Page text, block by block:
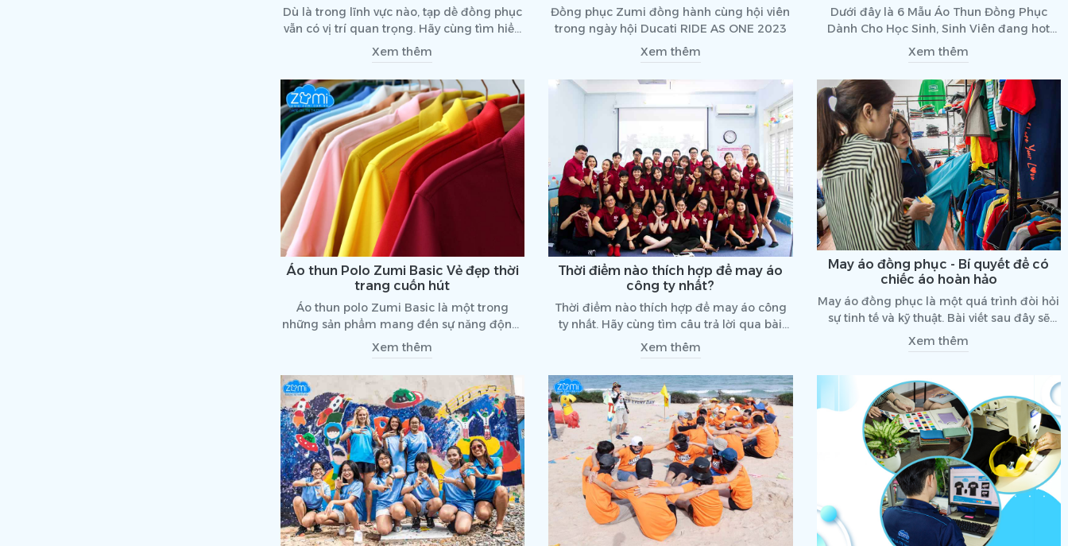
Dù là trong lĩnh vực nào, tạp dề đồng phục
vẫn có vị trí quan trọng. Hãy cùng tìm hiểu
rõ hơn qua bài viết dưới đây
Xem thêm
Đồng phục Zumi đồng hành cùng hội viên
trong ngày hội Ducati RIDE AS ONE 2023
Xem thêm
Dưới đây là 6 Mẫu Áo Thun Đồng Phục
Dành Cho Học Sinh, Sinh Viên đang hot
nhất hiên nay, cùng tìm hiểu qua bài viết
dưới đây!
Xem thêm
Áo thun Polo Zumi Basic Vẻ đẹp thời
trang cuốn hút
Áo thun polo Zumi Basic là một trong
những sản phẩm mang đến sự năng động,
trẻ trung và thời thượng. Cùng tìm hiểu vẻ
đẹp đó qua bài viết dưới đây nhé!
Xem thêm
Thời điểm nào thích hợp để may áo
công ty nhất?
Thời điểm nào thích hợp để may áo công
ty nhất. Hãy cùng tìm câu trả lời qua bài
viết dưới đây nhé!
Xem thêm
May áo đồng phục - Bí quyết để có
chiếc áo hoàn hảo
May áo đồng phục là một quá trình đòi hỏi
sự tinh tế và kỹ thuật. Bài viết sau đây sẽ
chia sẻ bí quyết để có chiếc áo đồng phục
hoàn hảo như mong đợi
Xem thêm